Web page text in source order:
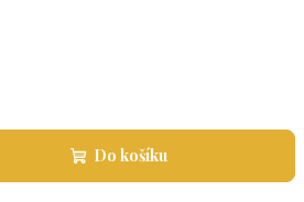
Do košíku